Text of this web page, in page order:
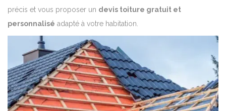
précis et vous proposer un devis toiture gratuit et
personnalisé adapté à votre habitation.